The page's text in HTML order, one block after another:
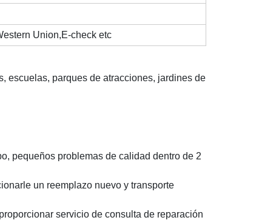
Union,E-check etc
escuelas, parques de atracciones, jardines de
pequeños problemas de calidad dentro de 2
un reemplazo nuevo y transporte
servicio de consulta de reparación